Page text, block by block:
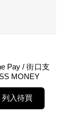
Pay / 街口支
MONEY